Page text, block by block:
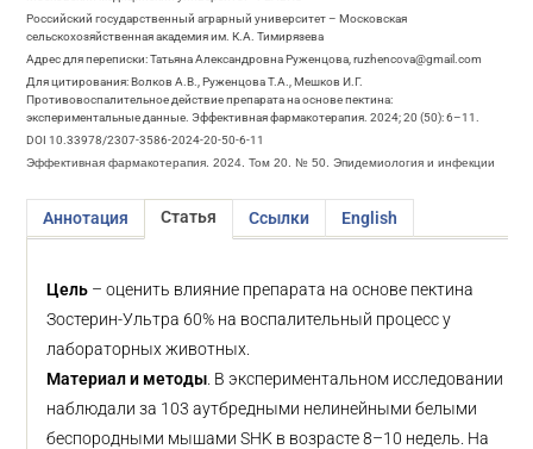
Российский государственный аграрный университет – Московская
сельскохозяйственная академия им. К.А. Тимирязева
Адрес для переписки: Татьяна Александровна Руженцова, ruzhencova@gmail.com
Для цитирования: Волков А.В., Руженцова Т.А., Мешков И.Г.
Противовоспалительное действие препарата на основе пектина:
экспериментальные данные. Эффективная фармакотерапия. 2024; 20 (50): 6–11.
DOI 10.33978/2307-3586-2024-20-50-6-11
Эффективная фармакотерапия. 2024. Том 20. № 50. Эпидемиология и инфекции
Аннотация Статья Ссылки English
Цель – оценить влияние препарата на основе пектина
Зостерин-Ультра 60% на воспалительный процесс у
лабораторных животных.
Материал и методы . В экспериментальном исследовании
наблюдали за 103 аутбредными нелинейными белыми
беспородными мышами SHK в возрасте 8–10 недель. На